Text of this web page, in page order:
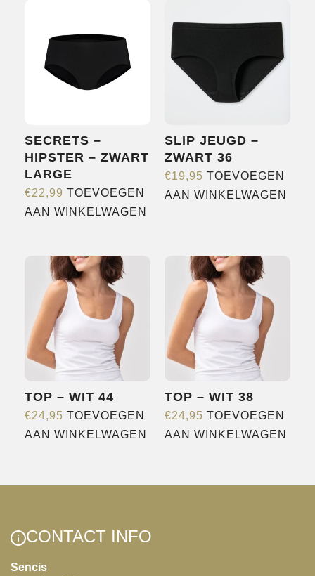
MERKEN
NIEUWS
SECRETS –
HIPSTER – ZWART
LARGE
€22,99 TOEVOEGEN
AAN WINKELWAGEN
SLIP JEUGD –
ZWART 36
€19,95 TOEVOEGEN
AAN WINKELWAGEN
TOP – WIT 44
€24,95 TOEVOEGEN
AAN WINKELWAGEN
TOP – WIT 38
€24,95 TOEVOEGEN
AAN WINKELWAGEN
CONTACT INFO
Sencis